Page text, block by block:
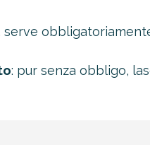
serve
: pur senza obbligo,